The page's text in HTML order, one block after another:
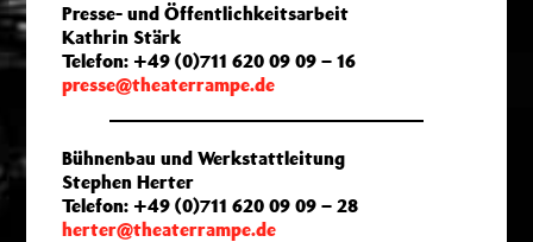
Presse- und Öffentlichkeitsarbeit
Kathrin Stärk
Telefon: +49 (0)711 620 09 09 – 16
presse@theaterrampe.de
Bühnenbau und Werkstattleitung
Stephen Herter
Telefon: +49 (0)711 620 09 09 – 28
herter@theaterrampe.de